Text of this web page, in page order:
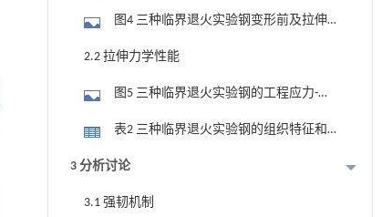
谱；（e）Mn元素分布图；（f）Al元素分
布图
（1）、EBSD相图（2）和相应的晶粒取向
图4 三种临界退火实验钢变形前及拉伸
断口处XRD结果（a）XRD图谱；（b）残余
2.2 拉伸力学性能
图5 三种临界退火实验钢的工程应力-应
变曲线（a）和加工硬化曲线（b）~（d）
表2 三种临界退火实验钢的组织特征和
拉伸力学性能参数
3 分析讨论
3.1 强韧机制